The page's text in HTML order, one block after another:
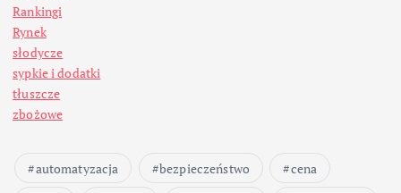
Rankingi
Rynek
słodycze
sypkie i dodatki
tłuszcze
zbożowe
automatyzacja bezpieczeństwo
cena